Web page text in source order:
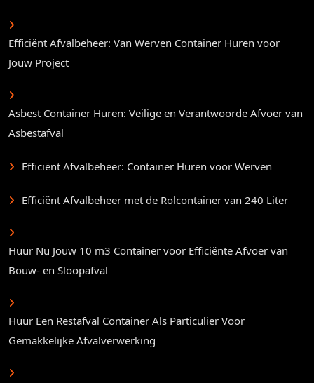
Efficiënt Afvalbeheer: Van Werven Container Huren voor
Jouw Project
Asbest Container Huren: Veilige en Verantwoorde Afvoer van
Asbestafval
Efficiënt Afvalbeheer: Container Huren voor Werven
Efficiënt Afvalbeheer met de Rolcontainer van 240 Liter
Huur Nu Jouw 10 m3 Container voor Efficiënte Afvoer van
Bouw- en Sloopafval
Huur Een Restafval Container Als Particulier Voor
Gemakkelijke Afvalverwerking